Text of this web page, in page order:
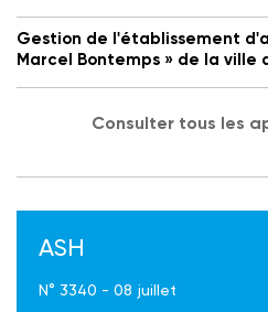
Gestion de l'établissement
Marcel Bontemps » de la ville
Consulter tous les
ASH
N° 3340 - 08 juillet